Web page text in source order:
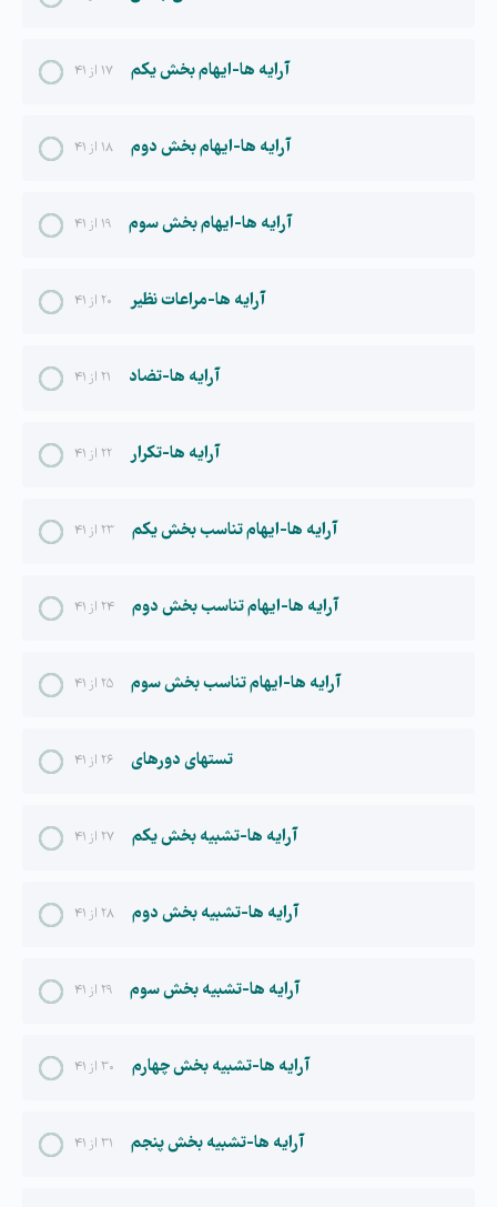
۱۷ از ۴۱ آرایه ها-ایهام بخش یکم
۱۸ از ۴۱ آرایه ها-ایهام بخش دوم
۱۹ از ۴۱ آرایه ها-ایهام بخش سوم
۲۰ از ۴۱ آرایه ها-مراعات نظیر
۲۱ از ۴۱ آرایه ها-تضاد
۲۲ از ۴۱ آرایه ها-تکرار
۲۳ از ۴۱ آرایه ها-ایهام تناسب بخش یکم
۲۴ از ۴۱ آرایه ها-ایهام تناسب بخش دوم
۲۵ از ۴۱ آرایه ها-ایهام تناسب بخش سوم
۲۶ از ۴۱ تستهای دورهای
۲۷ از ۴۱ آرایه ها-تشبیه بخش یکم
۲۸ از ۴۱ آرایه ها-تشبیه بخش دوم
۲۹ از ۴۱ آرایه ها-تشبیه بخش سوم
۳۰ از ۴۱ آرایه ها-تشبیه بخش چهارم
۳۱ از ۴۱ آرایه ها-تشبیه بخش پنجم